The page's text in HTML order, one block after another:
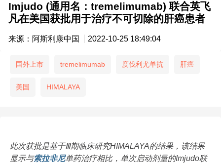
Imjudo (通用名：tremelimumab) 联合英飞
凡在美国获批用于治疗不可切除的肝癌患者
来源：阿斯利康中国 2022-10-25 18:49:04
国外上市 tremelimumab 度伐利尤单抗 肝癌
美国 HIMALAYA
此次获批是基于Ⅲ期临床研究HIMALAYA的结果，该结果
显示与索拉非尼单药治疗相比，单次启动剂量的Imjudo联